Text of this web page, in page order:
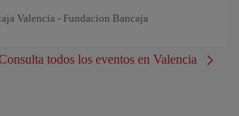
Valencia - Fundacion Bancaja
todos los eventos en Valencia